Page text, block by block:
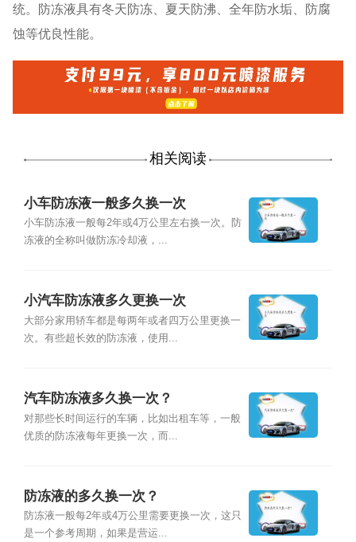
统。防冻液具有冬天防冻、夏天防沸、全年防水垢、防腐
蚀等优良性能。
相关阅读
小车防冻液一般多久换一次
小车防冻液一般每2年或4万公里左右换一次。防
冻液的全称叫做防冻冷却液，...
小汽车防冻液多久更换一次
大部分家用轿车都是每两年或者四万公里更换一
次。有些超长效的防冻液，使用...
汽车防冻液多久换一次？
对那些长时间运行的车辆，比如出租车等，一般
优质的防冻液每年更换一次，而...
防冻液的多久换一次？
防冻液一般每2年或4万公里需要更换一次，这只
是一个参考周期，如果是营运...